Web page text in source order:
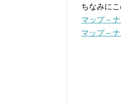
ちなみに
マップ –
マップ –